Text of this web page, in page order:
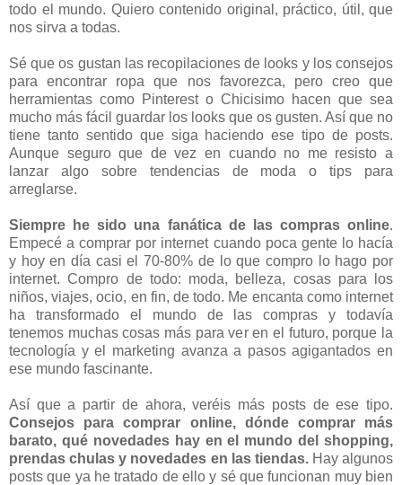
todo el mundo. Quiero contenido original, práctico, útil, que
nos sirva a todas.
Sé que os gustan las recopilaciones de looks y los consejos
para encontrar ropa que nos favorezca, pero creo que
herramientas como Pinterest o Chicisimo hacen que sea
mucho más fácil guardar los looks que os gusten. Así que no
tiene tanto sentido que siga haciendo ese tipo de posts.
Aunque seguro que de vez en cuando no me resisto a
lanzar algo sobre tendencias de moda o tips para
arreglarse.
Siempre he sido una fanática de las compras online.
Empecé a comprar por internet cuando poca gente lo hacía
y hoy en día casi el 70-80% de lo que compro lo hago por
internet. Compro de todo: moda, belleza, cosas para los
niños, viajes, ocio, en fin, de todo. Me encanta como internet
ha transformado el mundo de las compras y todavía
tenemos muchas cosas más para ver en el futuro, porque la
tecnología y el marketing avanza a pasos agigantados en
ese mundo fascinante.
Así que a partir de ahora, veréis más posts de ese tipo.
Consejos para comprar online, dónde comprar más
barato, qué novedades hay en el mundo del shopping,
prendas chulas y novedades en las tiendas. Hay algunos
posts que ya he tratado de ello y sé que funcionan muy bien